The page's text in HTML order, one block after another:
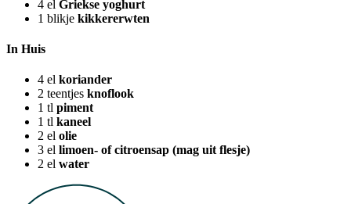
4 el Griekse yoghurt
1 blikje kikkererwten
In Huis
4 el koriander
2 teentjes knoflook
1 tl piment
1 tl kaneel
2 el olie
3 el limoen- of citroensap (mag uit flesje)
2 el water